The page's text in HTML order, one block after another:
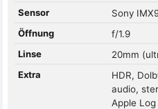
Sensor
Sony
Öffnung
f/1.9
Linse
20mm
Extra
HDR,
audio,
Apple Log